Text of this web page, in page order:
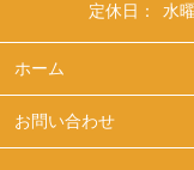
定休日：
水
ホーム
お問い合わせ